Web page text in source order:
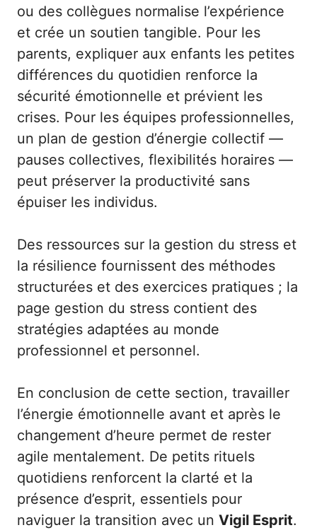
ou des collègues normalise l’expérience
et crée un soutien tangible. Pour les
parents, expliquer aux enfants les petites
différences du quotidien renforce la
sécurité émotionnelle et prévient les
crises. Pour les équipes professionnelles,
un plan de gestion d’énergie collectif —
pauses collectives, flexibilités horaires —
peut préserver la productivité sans
épuiser les individus.
Des ressources sur la gestion du stress et
la résilience fournissent des méthodes
structurées et des exercices pratiques ; la
page gestion du stress contient des
stratégies adaptées au monde
professionnel et personnel.
En conclusion de cette section, travailler
l’énergie émotionnelle avant et après le
changement d’heure permet de rester
agile mentalement. De petits rituels
quotidiens renforcent la clarté et la
présence d’esprit, essentiels pour
naviguer la transition avec un Vigil Esprit.